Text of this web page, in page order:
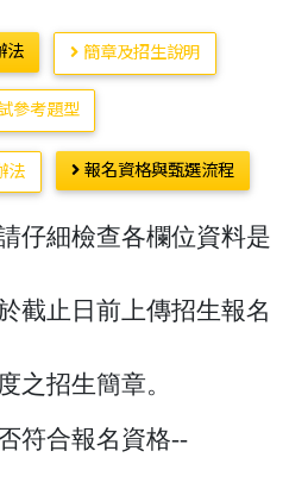
法 簡章及招生說明
參考題型
法 報名資格與甄選流程
仔細檢查各欄位資料是
截止日前上傳招生報名
之招生簡章。
符合報名資格--